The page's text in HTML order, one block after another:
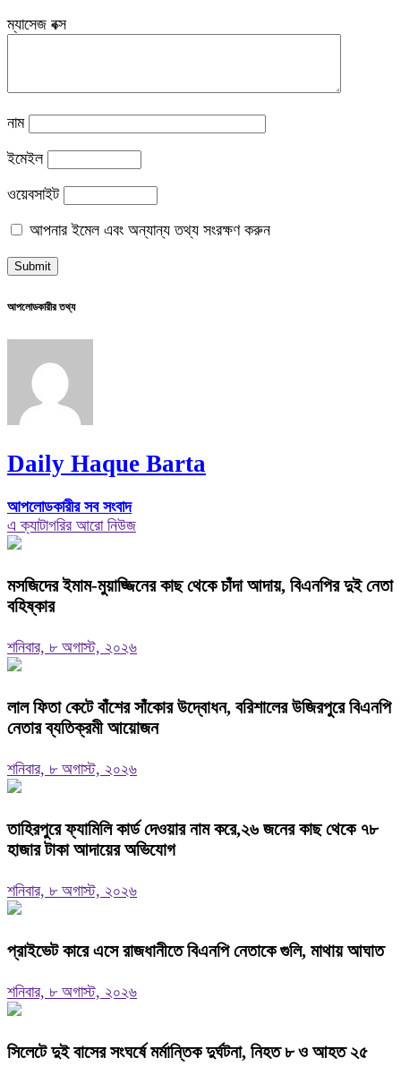
ম্যাসেজ বক্স
নাম
ইমেইল
ওয়েবসাইট
আপনার ইমেল এবং অন্যান্য তথ্য সংরক্ষণ করুন
আপলোডকারীর তথ্য
Daily Haque Barta
আপলোডকারীর সব সংবাদ
এ ক্যাটাগরির আরো নিউজ
মসজিদের ইমাম-মুয়াজ্জিনের কাছ থেকে চাঁদা আদায়, বিএনপির দুই নেতা
বহিষ্কার
শনিবার, ৮ অগাস্ট, ২০২৬
‎লাল ফিতা কেটে বাঁশের সাঁকোর উদ্বোধন, বরিশালের উজিরপুরে বিএনপি
নেতার ব্যতিক্রমী আয়োজন
শনিবার, ৮ অগাস্ট, ২০২৬
তাহিরপুরে ফ্যামিলি কার্ড দেওয়ার নাম করে,২৬ জনের কাছ থেকে ৭৮
হাজার টাকা আদায়ের অভিযোগ
শনিবার, ৮ অগাস্ট, ২০২৬
প্রাইভেট কারে এসে রাজধানীতে বিএনপি নেতাকে গুলি, মাথায় আঘাত
শনিবার, ৮ অগাস্ট, ২০২৬
সিলেটে দুই বাসের সংঘর্ষে মর্মান্তিক দুর্ঘটনা, নিহত ৮ ও আহত ২৫